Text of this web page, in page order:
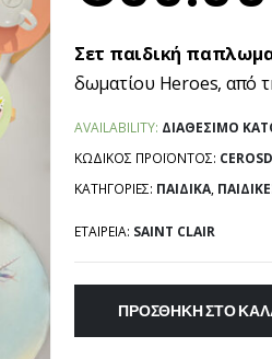
Σετ παιδική
δωματίου Heroes, από
AVAILABILITY: ΔΙΑΘΈΣΙΜΟ
ΚΩΔΙΚΌΣ ΠΡΟΪΌΝΤΟΣ:
ΚΑΤΗΓΟΡΊΕΣ: ΠΑΙΔΙΚΆ,
ΕΤΑΙΡΕΊΑ: SAINT CLAIR
ΠΡΟΣΘΉΚΗ ΣΤΟ